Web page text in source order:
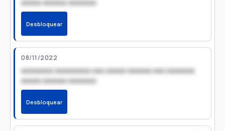
xxxxx xxxxxx xxxxxxx
Desbloquear
08/11/2022
xxxxxxxx xxxxxxxxx xxx xxxxx xxxxxx xxx xxxxxxx
xxxxx xxxxxx xxxxxxx
Desbloquear